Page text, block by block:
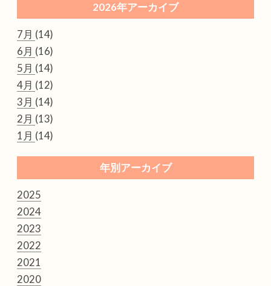
2026年アーカイブ
7月 (14)
6月 (16)
5月 (14)
4月 (12)
3月 (14)
2月 (13)
1月 (14)
年別アーカイブ
2025
2024
2023
2022
2021
2020